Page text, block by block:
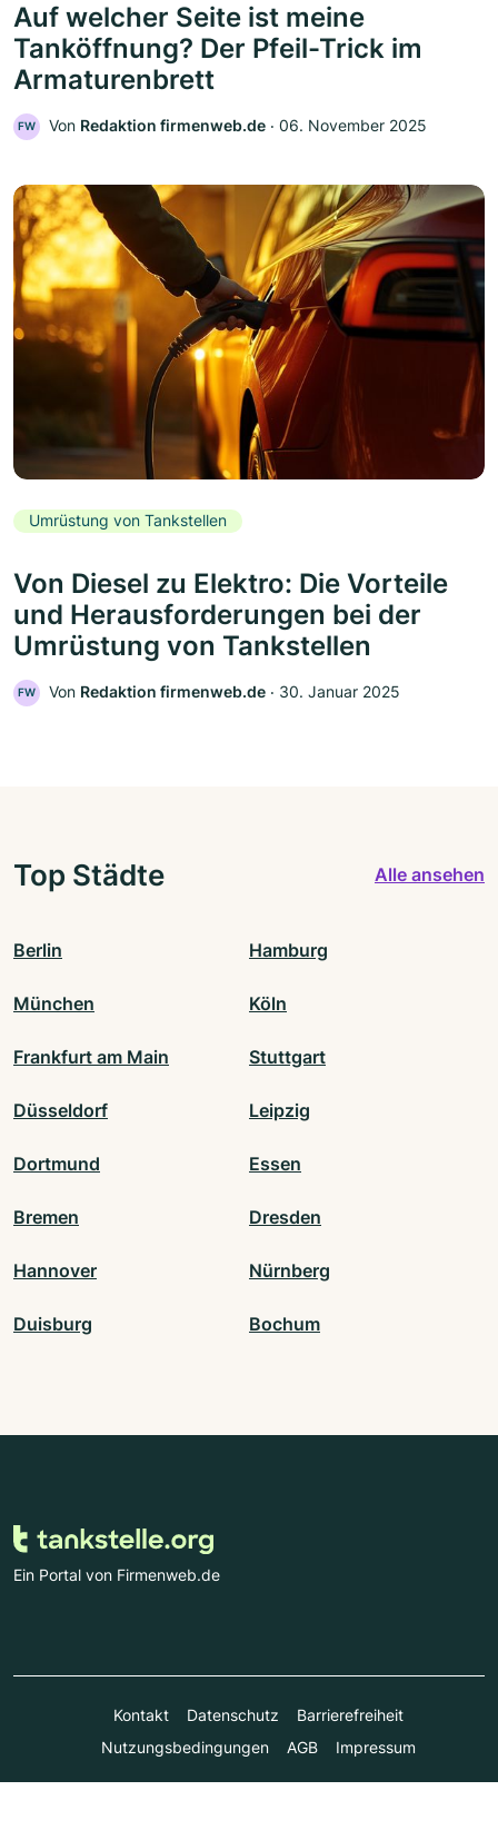
Auf welcher Seite ist meine
Tanköffnung? Der Pfeil-Trick im
Armaturenbrett
FW Von Redaktion firmenweb.de ‧ 06. November 2025
Umrüstung von Tankstellen
Von Diesel zu Elektro: Die Vorteile
und Herausforderungen bei der
Umrüstung von Tankstellen
FW Von Redaktion firmenweb.de ‧ 30. Januar 2025
Top Städte Alle ansehen
Berlin Hamburg
München Köln
Frankfurt am Main Stuttgart
Düsseldorf Leipzig
Dortmund Essen
Bremen Dresden
Hannover Nürnberg
Duisburg Bochum
Ein Portal von Firmenweb.de
Kontakt Datenschutz
Barrierefreiheit
Nutzungsbedingungen
AGB Impressum